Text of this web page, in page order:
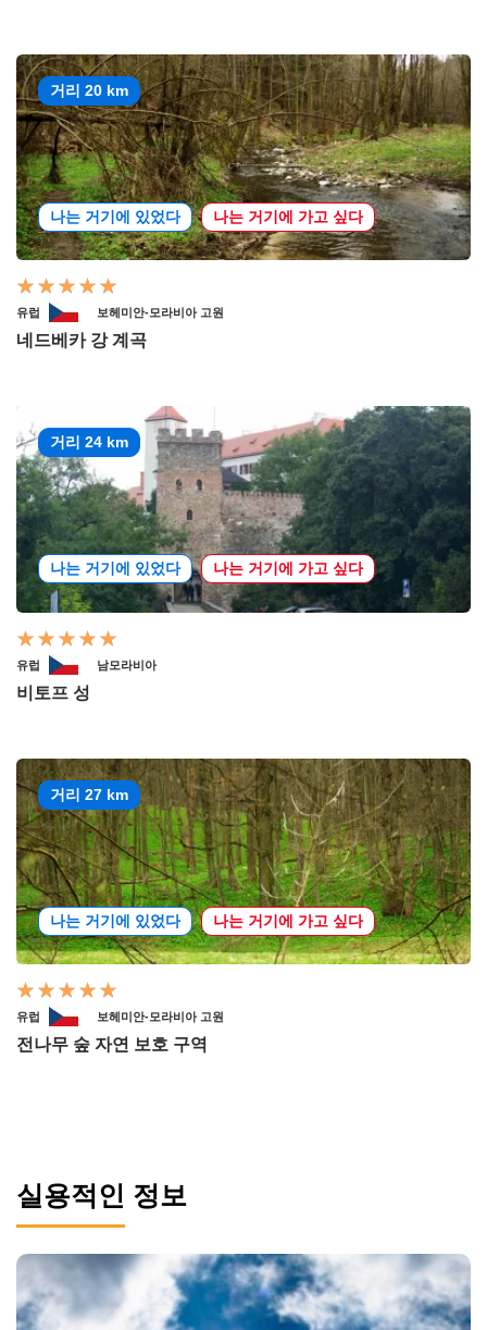
거리 20 km
나는 거기에 있었다 나는 거기에 가고 싶다
유럽 보헤미안-모라비아 고원
네드베카 강 계곡
거리 24 km
나는 거기에 있었다 나는 거기에 가고 싶다
유럽 남모라비아
비토프 성
거리 27 km
나는 거기에 있었다 나는 거기에 가고 싶다
유럽 보헤미안-모라비아 고원
전나무 숲 자연 보호 구역
실용적인 정보